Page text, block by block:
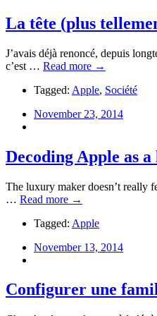
La tête (plus
J’avais déjà renoncé, depuis
c’est … Read more →
Tagged: Apple, Société
November 23, 2014
Decoding Apple as
The luxury maker doesn’t really
… Read more →
Tagged: Apple
November 13, 2014
Configurer une